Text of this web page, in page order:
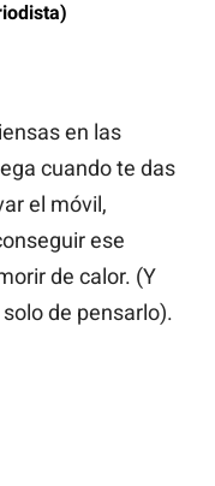
en las
cuando te das
el móvil,
ese
de calor. (Y
de pensarlo).